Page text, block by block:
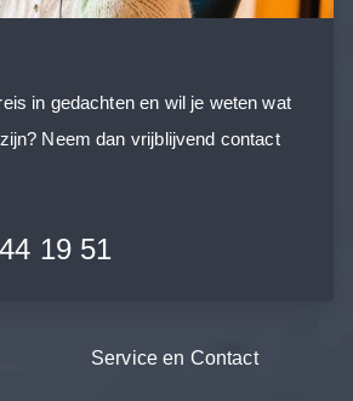
in gedachten en wil je weten wat
Neem dan vrijblijvend contact
19 51
Service en Contact